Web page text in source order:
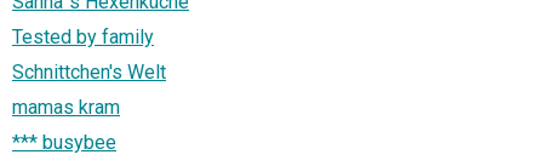
Tested by family
Schnittchen's Welt
mamas kram
*** busybee